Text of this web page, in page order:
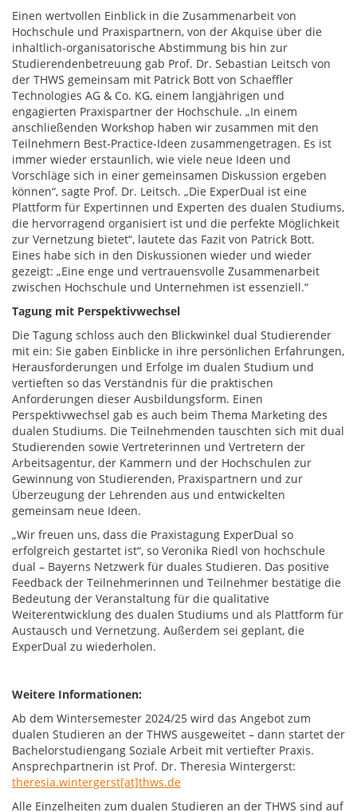
Einen wertvollen Einblick in die Zusammenarbeit von
Hochschule und Praxispartnern, von der Akquise über die
inhaltlich-organisatorische Abstimmung bis hin zur
Studierendenbetreuung gab Prof. Dr. Sebastian Leitsch von
der THWS gemeinsam mit Patrick Bott von Schaeffler
Technologies AG & Co. KG, einem langjährigen und
engagierten Praxispartner der Hochschule. „In einem
anschließenden Workshop haben wir zusammen mit den
Teilnehmern Best-Practice-Ideen zusammengetragen. Es ist
immer wieder erstaunlich, wie viele neue Ideen und
Vorschläge sich in einer gemeinsamen Diskussion ergeben
können“, sagte Prof. Dr. Leitsch. „Die ExperDual ist eine
Plattform für Expertinnen und Experten des dualen Studiums,
die hervorragend organisiert ist und die perfekte Möglichkeit
zur Vernetzung bietet“, lautete das Fazit von Patrick Bott.
Eines habe sich in den Diskussionen wieder und wieder
gezeigt: „Eine enge und vertrauensvolle Zusammenarbeit
zwischen Hochschule und Unternehmen ist essenziell.“
Tagung mit Perspektivwechsel
Die Tagung schloss auch den Blickwinkel dual Studierender
mit ein: Sie gaben Einblicke in ihre persönlichen Erfahrungen,
Herausforderungen und Erfolge im dualen Studium und
vertieften so das Verständnis für die praktischen
Anforderungen dieser Ausbildungsform. Einen
Perspektivwechsel gab es auch beim Thema Marketing des
dualen Studiums. Die Teilnehmenden tauschten sich mit dual
Studierenden sowie Vertreterinnen und Vertretern der
Arbeitsagentur, der Kammern und der Hochschulen zur
Gewinnung von Studierenden, Praxispartnern und zur
Überzeugung der Lehrenden aus und entwickelten
gemeinsam neue Ideen.
„Wir freuen uns, dass die Praxistagung ExperDual so
erfolgreich gestartet ist“, so Veronika Riedl von hochschule
dual – Bayerns Netzwerk für duales Studieren. Das positive
Feedback der Teilnehmerinnen und Teilnehmer bestätige die
Bedeutung der Veranstaltung für die qualitative
Weiterentwicklung des dualen Studiums und als Plattform für
Austausch und Vernetzung. Außerdem sei geplant, die
ExperDual zu wiederholen.
Weitere Informationen:
Ab dem Wintersemester 2024/25 wird das Angebot zum
dualen Studieren an der THWS ausgeweitet – dann startet der
Bachelorstudiengang Soziale Arbeit mit vertiefter Praxis.
Ansprechpartnerin ist Prof. Dr. Theresia Wintergerst:
theresia.wintergerst[at]thws.de
Alle Einzelheiten zum dualen Studieren an der THWS sind auf